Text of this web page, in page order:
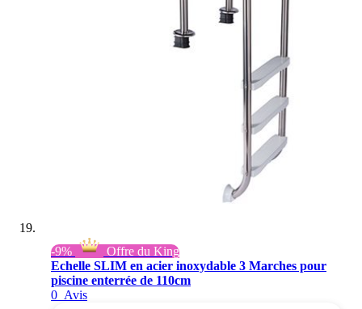
-9%
Offre du King
Echelle SLIM en acier inoxydable 3 Marches pour
piscine enterrée de 110cm
0 Avis